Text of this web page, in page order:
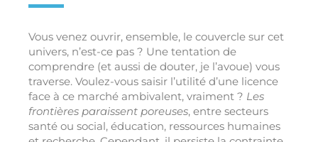
Vous venez ouvrir, ensemble, le couvercle sur cet
univers, n’est-ce pas ? Une tentation de
comprendre (et aussi de douter, je l’avoue) vous
traverse. Voulez-vous saisir l’utilité d’une licence
face à ce marché ambivalent, vraiment ? Les
frontières paraissent poreuses, entre secteurs
santé ou social, éducation, ressources humaines